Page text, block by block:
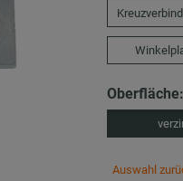
Oberfläche:
Auswahl